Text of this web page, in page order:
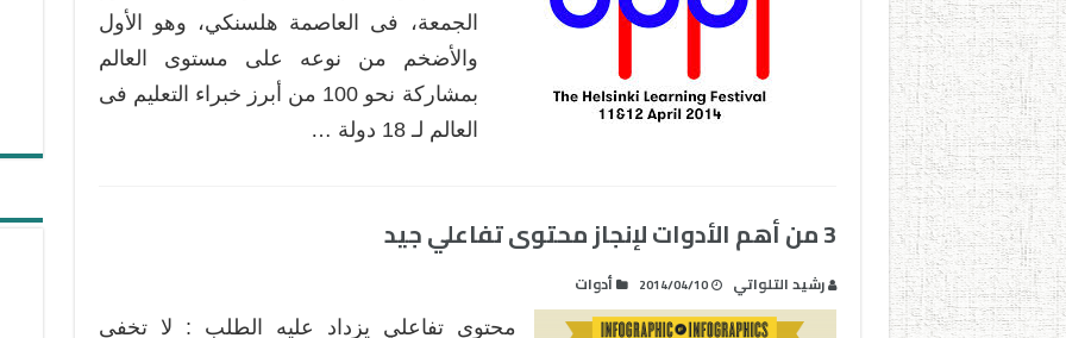
الجمعة، فى العاصمة هلسنكي، وهو الأول
والأضخم من نوعه على مستوى العالم
بمشاركة نحو 100 من أبرز خبراء التعليم فى
العالم لـ 18 دولة …
3 من أهم الأدوات لإنجاز محتوى تفاعلي جيد
رشيد التلواتي 2014/04/10 أدوات
محتوى تفاعلي يزداد عليه الطلب : لا تخفى